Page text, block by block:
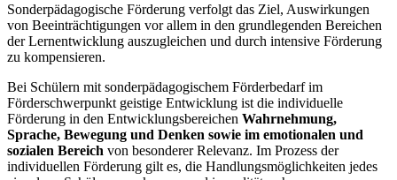
Sonderpädagogische Förderung verfolgt das Ziel, Auswirkungen
von Beeinträchtigungen vor allem in den grundlegenden Bereichen
der Lernentwicklung auszugleichen und durch intensive Förderung
zu kompensieren.
Bei Schülern mit sonderpädagogischem Förderbedarf im
Förderschwerpunkt geistige Entwicklung ist die individuelle
Förderung in den Entwicklungsbereichen Wahrnehmung,
Sprache, Bewegung und Denken sowie im emotionalen und
sozialen Bereich von besonderer Relevanz. Im Prozess der
individuellen Förderung gilt es, die Handlungsmöglichkeiten jedes